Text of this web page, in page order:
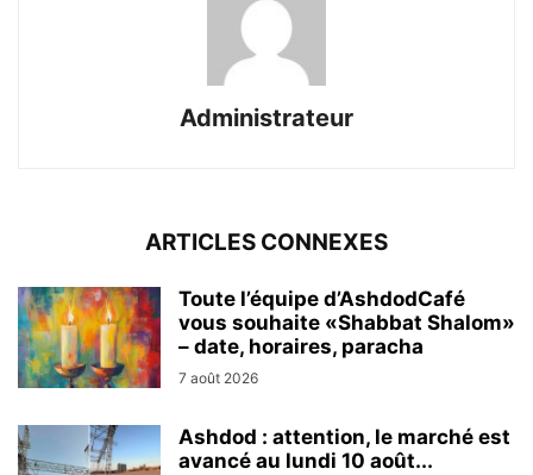
Administrateur
ARTICLES CONNEXES
Toute l’équipe d’AshdodCafé
vous souhaite «Shabbat Shalom»
– date, horaires, paracha
7 août 2026
Ashdod : attention, le marché est
avancé au lundi 10 août...